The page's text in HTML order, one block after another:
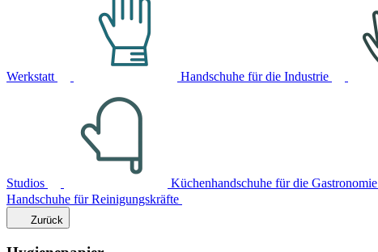
Werkstatt Handschuhe für die Industrie
Studios Küchenhandschuhe für die Gastronomie
Handschuhe für Reinigungskräfte
Zurück